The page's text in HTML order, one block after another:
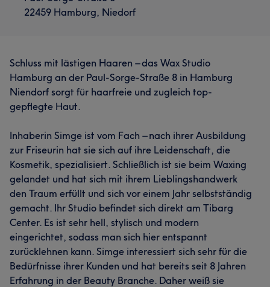
22459 Hamburg, Niedorf
Schluss mit lästigen Haaren – das Wax Studio
Hamburg an der Paul-Sorge-Straße 8 in Hamburg
Niendorf sorgt für haarfreie und zugleich top-
gepflegte Haut.
Inhaberin Simge ist vom Fach – nach ihrer Ausbildung
zur Friseurin hat sie sich auf ihre Leidenschaft, die
Kosmetik, spezialisiert. Schließlich ist sie beim Waxing
gelandet und hat sich mit ihrem Lieblingshandwerk
den Traum erfüllt und sich vor einem Jahr selbstständig
gemacht. Ihr Studio befindet sich direkt am Tibarg
Center. Es ist sehr hell, stylisch und modern
eingerichtet, sodass man sich hier entspannt
zurücklehnen kann. Simge interessiert sich sehr für die
Bedürfnisse ihrer Kunden und hat bereits seit 8 Jahren
Erfahrung in der Beauty Branche. Daher weiß sie